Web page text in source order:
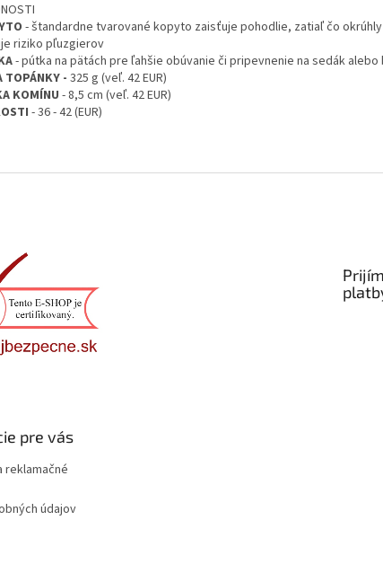
- štandardne tvarované kopyto zaisťuje pohodlie, zatiaľ čo
riziko pľuzgierov
- pútka na pätách pre ľahšie obúvanie či pripevnenie na sedák alebo
TOPÁNKY - 325 g (veľ. 42 EUR)
KOMÍNU - 8,5 cm (veľ. 42 EUR)
- 36 - 42 (EUR)
pre vás
reklamačné
údajov